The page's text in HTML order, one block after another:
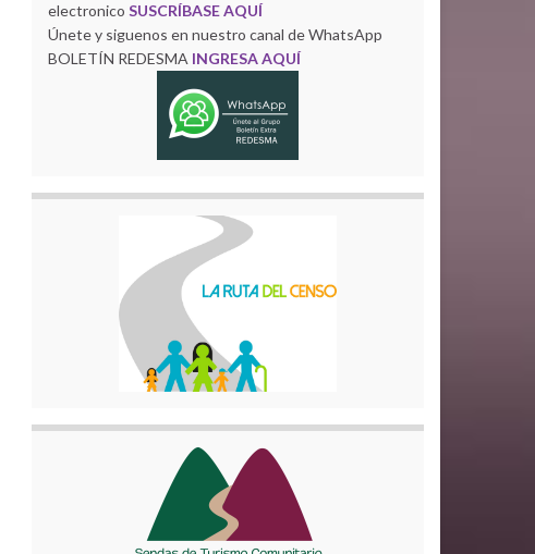
electronico SUSCRÍBASE AQUÍ
Únete y siguenos en nuestro canal de WhatsApp
BOLETÍN REDESMA INGRESA AQUÍ